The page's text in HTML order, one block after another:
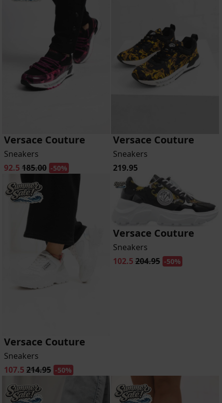
Versace Couture
Sneakers
92.5 185.00 -50%
Versace Couture
Sneakers
219.95
Versace Couture
Sneakers
107.5 214.95 -50%
Versace Couture
Sneakers
102.5 204.95 -50%